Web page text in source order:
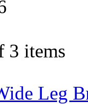
3 items
Leg